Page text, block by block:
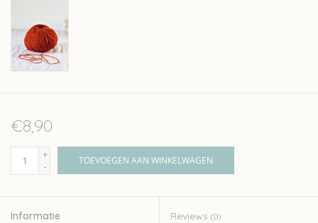
€8,90
+
-
TOEVOEGEN AAN WINKELWAGEN
Informatie Reviews (0)